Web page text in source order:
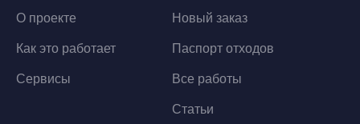
О проекте
Как это работает
Сервисы
Новый заказ
Паспорт отходов
Все работы
Статьи